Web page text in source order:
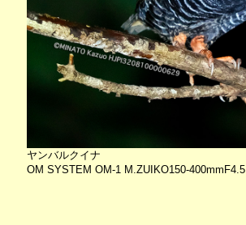
ヤンバルクイナ
OM SYSTEM OM-1 M.ZUIKO150-400mmF4.5